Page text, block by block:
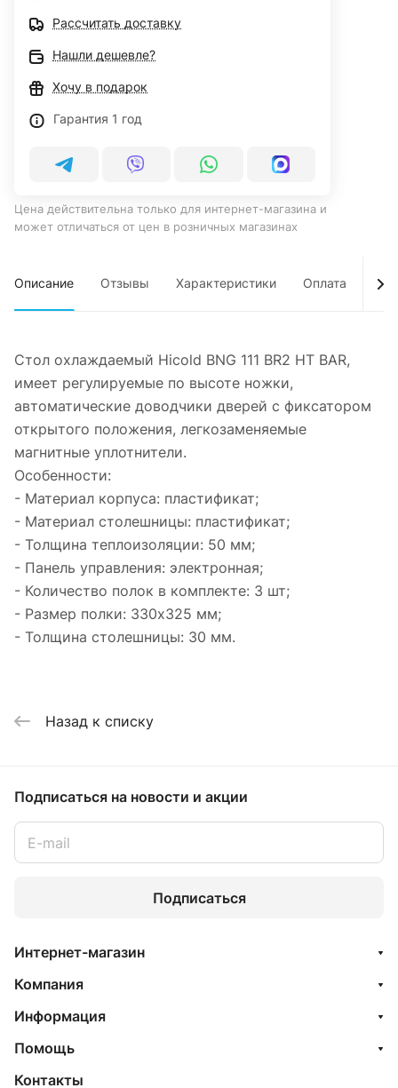
Рассчитать доставку
Нашли дешевле?
Хочу в подарок
Гарантия 1 год
Цена действительна только для интернет-магазина и
может отличаться от цен в розничных магазинах
Описание Отзывы Характеристики Оплата
Стол охлаждаемый Hicold BNG 111 BR2 HT BAR,
имеет регулируемые по высоте ножки,
автоматические доводчики дверей с фиксатором
открытого положения, легкозаменяемые
магнитные уплотнители.
Особенности:
- Материал корпуса: пластификат;
- Материал столешницы: пластификат;
- Толщина теплоизоляции: 50 мм;
- Панель управления: электронная;
- Количество полок в комплекте: 3 шт;
- Размер полки: 330x325 мм;
- Толщина столешницы: 30 мм.
Назад к списку
Подписаться на новости и акции
Подписаться
Интернет-магазин
Компания
Информация
Помощь
Контакты